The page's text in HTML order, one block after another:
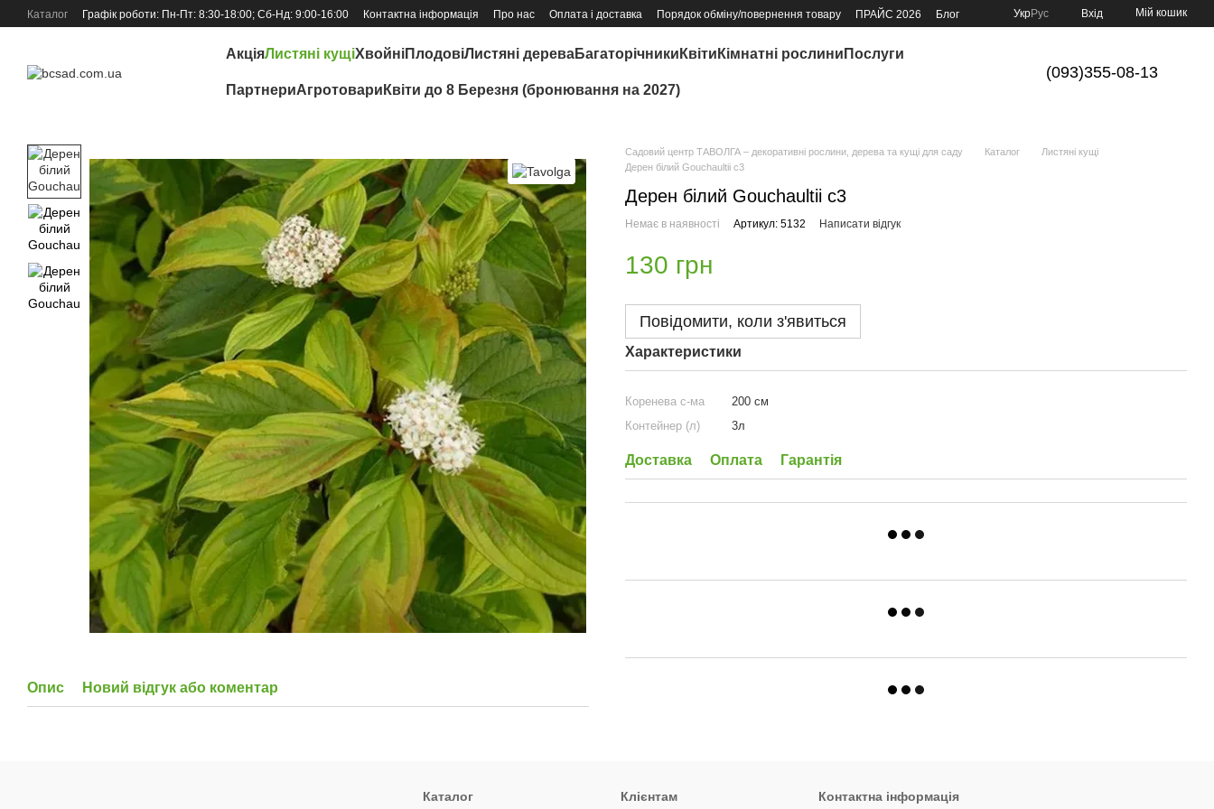
Перейти до основного контенту
Каталог Графік роботи: Пн-Пт: 8:30-18:00; Сб-Нд: 9:00-16:00 Контактна інформація Про нас Оплата і доставка Порядок обміну/повернення товару ПРАЙС 2026
Блог
УкрРус Вхід Мій кошик
АкціяЛистяні кущіХвойніПлодовіЛистяні дереваБагаторічники Квіти Кімнатні рослини Послуги
ПартнериАгротовари Квіти до 8 Березня (бронювання на 2027)
(093)355-08-13
Опис Новий відгук або коментар
Садовий центр ТАВОЛГА – декоративні рослини, дерева та кущі для саду Каталог
Листяні кущі
Дерен білий Gouchaultii с3
Дерен білий Gouchaultii с3
Немає в наявності Артикул: 5132 Написати відгук
130 грн
Повідомити, коли з'явиться
Характеристики
Коренева с-ма
200 см
Контейнер (л)
3л
Доставка Оплата Гарантія
Каталог Клієнтам Контактна інформація